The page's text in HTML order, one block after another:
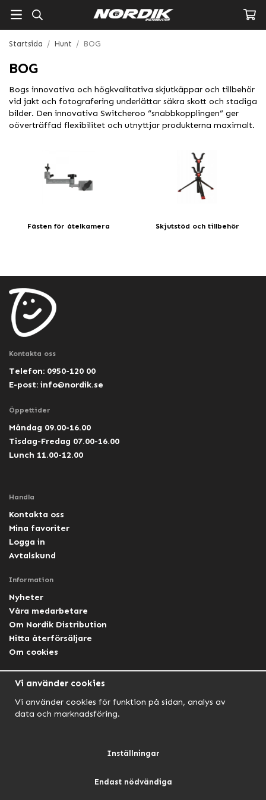
Startsida / Hunt / BOG
BOG
Bogs innovativa och högkvalitativa skjutkäppar och tillbehör
vid jakt och fotografering underlättar säkra skott och stadiga
bilder. Den innovativa Switcheroo “snabbkopplingen” ger
oöverträffad flexibilitet och utnyttjar produkterna maximalt.
Fästen för åtelkamera Skjutstöd och tillbehör
Kontakta oss
Telefon: 0950-120 00
E-post: info@nordik.se
Öppettider
Måndag 09.00-16.00
Tisdag-Fredag 07.00-16.00
Lunch 11.00-12.00
Handla
Kontakta oss
Mina favoriter
Logga in
Avtalskund
Information
Nyheter
Våra medarbetare
Om Nordik Distribution
Hitta återförsäljare
Om cookies
Facebook Lightforce Sweden
NORDIK AUTOMOTIVENORDIK HUNTNORDIK OUTDOOR
Vi använder cookies
Vi använder cookies för funktion på sidan, analys av
data och marknadsföring.
Inställningar
Endast nödvändiga